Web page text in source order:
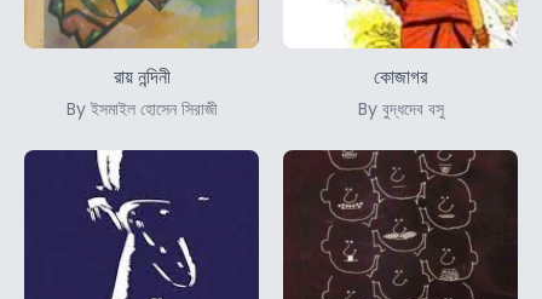
রায় নন্দিনী
By ইসমাইল হোসেন সিরাজী
কোজাগর
By বুদ্ধদেব বসু